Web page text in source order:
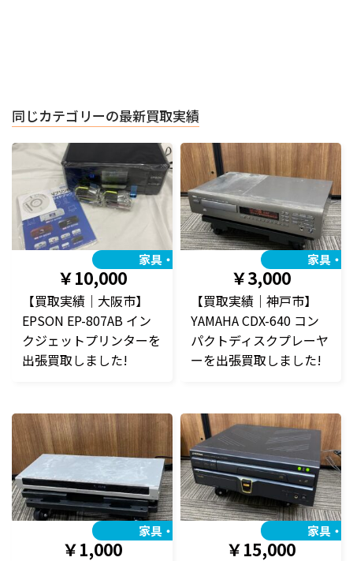
同じカテゴリーの最新買取実績
家具・家電
￥10,000
【買取実績｜大阪市】
EPSON EP-807AB イン
クジェットプリンターを
出張買取しました!
家具・
￥3,000
【買取実績｜神戸市】
YAMAHA CDX-640 コン
パクトディスクプレーヤ
ーを出張買取しました!
家具・家電
￥1,000
家具・
￥15,000